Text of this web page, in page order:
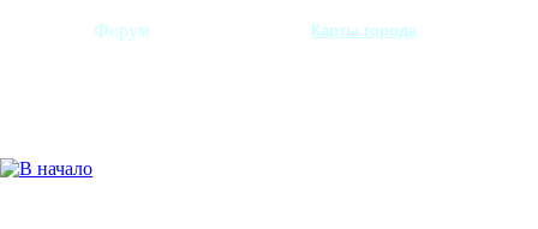
Форум Карты города